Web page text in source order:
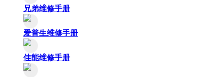
兄弟维修手册
爱普生维修手册
佳能维修手册